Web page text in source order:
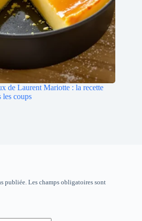
de Laurent Mariotte : la recette
les coups
publiée. Les champs obligatoires sont